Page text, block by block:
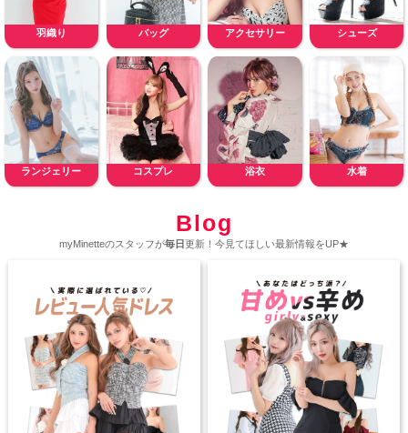
羽織り バッグ アクセサリー シューズ
ランジェリー コスプレ 浴衣 水着
Blog
myMinetteのスタッフが毎日更新！今見てほしい最新情報をUP★